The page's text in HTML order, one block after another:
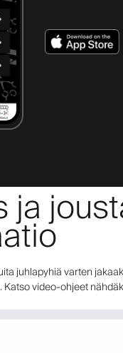
juhlapyhiä varten
video-ohjeet